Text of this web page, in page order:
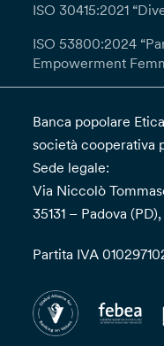
ISO 30415:2021
ISO 53800:2024
Empowerment
Banca popolare Etica
società cooperativa
Sede legale:
Via Niccolò
35131 – Padova
Partita IVA